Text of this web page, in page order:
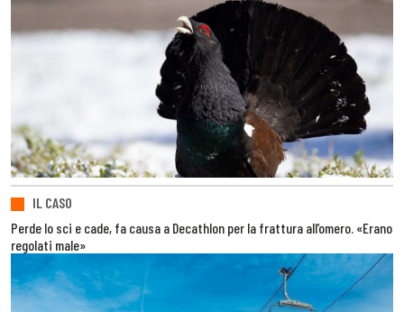
IL CASO
Perde lo sci e cade, fa causa a Decathlon per la frattura all’omero. «Erano
regolati male»